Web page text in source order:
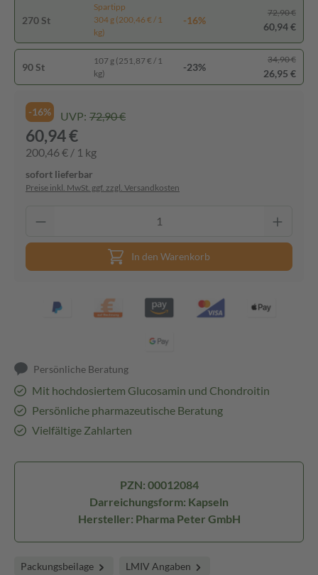
270 St
Spartipp
304 g (200,46 € / 1
kg)
-16%
72,90 €
60,94 €
90 St
107 g (251,87 € / 1
kg)
-23%
34,90 €
26,95 €
-16% UVP: 72,90 €
60,94 €
200,46 € / 1 kg
sofort lieferbar
Preise inkl. MwSt. ggf. zzgl. Versandkosten
In den Warenkorb
Persönliche Beratung
Mit hochdosiertem Glucosamin und Chondroitin
Persönliche pharmazeutische Beratung
Vielfältige Zahlarten
PZN: 00012084
Darreichungsform: Kapseln
Hersteller: Pharma Peter GmbH
Packungsbeilage LMIV Angaben